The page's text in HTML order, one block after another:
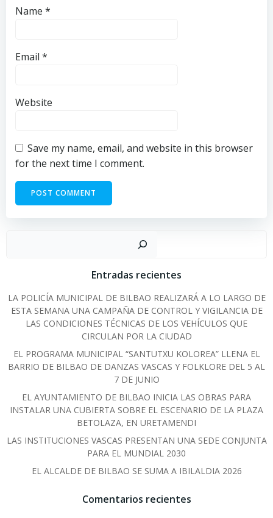
Name *
Email *
Website
Save my name, email, and website in this browser
for the next time I comment.
Entradas recientes
LA POLICÍA MUNICIPAL DE BILBAO REALIZARÁ A LO LARGO DE
ESTA SEMANA UNA CAMPAÑA DE CONTROL Y VIGILANCIA DE
LAS CONDICIONES TÉCNICAS DE LOS VEHÍCULOS QUE
CIRCULAN POR LA CIUDAD
EL PROGRAMA MUNICIPAL “SANTUTXU KOLOREA” LLENA EL
BARRIO DE BILBAO DE DANZAS VASCAS Y FOLKLORE DEL 5 AL
7 DE JUNIO
EL AYUNTAMIENTO DE BILBAO INICIA LAS OBRAS PARA
INSTALAR UNA CUBIERTA SOBRE EL ESCENARIO DE LA PLAZA
BETOLAZA, EN URETAMENDI
LAS INSTITUCIONES VASCAS PRESENTAN UNA SEDE CONJUNTA
PARA EL MUNDIAL 2030
EL ALCALDE DE BILBAO SE SUMA A IBILALDIA 2026
Comentarios recientes